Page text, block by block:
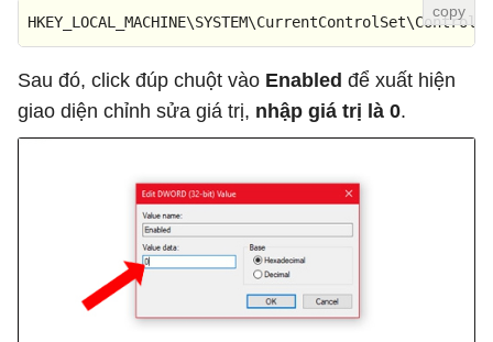
Sau đó, click đúp chuột vào Enabled để xuất hiện
giao diện chỉnh sửa giá trị, nhập giá trị là 0.